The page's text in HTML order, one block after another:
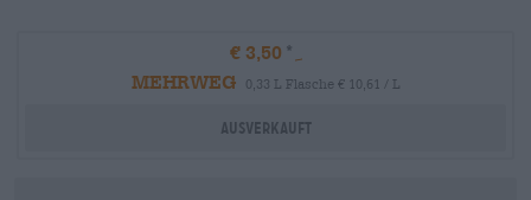
€ 3,50
MEHRWEG
0,33 L Flasche € 10,61 / L
Ausverkauft